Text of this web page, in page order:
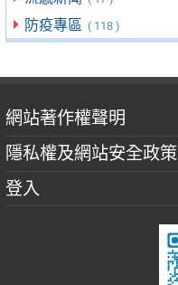
防疫專區 ( 118 )
網站著作權聲明
隱私權及網站安全政策
登入